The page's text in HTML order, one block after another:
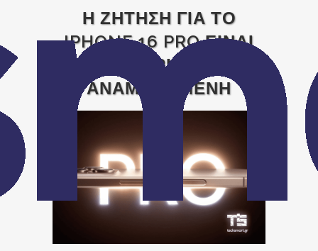
Η ΖΗΤΗΣΗ ΓΙΑ ΤΟ
IPHONE 16 PRO ΕΙΝΑΙ
ΧΑΜΗΛΟΤΕΡΗ ΑΠΟ ΤΗΝ
ΑΝΑΜΕΝΟΜΕΝΗ